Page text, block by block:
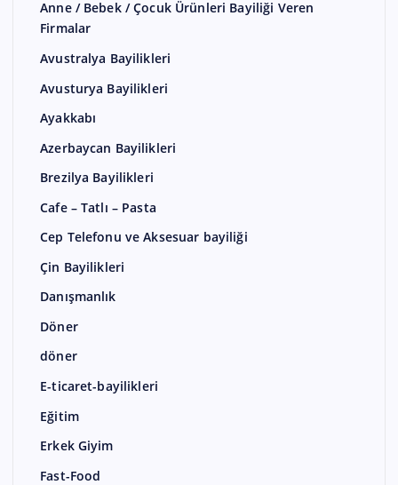
Anne / Bebek / Çocuk Ürünleri Bayiliği Veren
Firmalar
Avustralya Bayilikleri
Avusturya Bayilikleri
Ayakkabı
Azerbaycan Bayilikleri
Brezilya Bayilikleri
Cafe – Tatlı – Pasta
Cep Telefonu ve Aksesuar bayiliği
Çin Bayilikleri
Danışmanlık
Döner
döner
E-ticaret-bayilikleri
Eğitim
Erkek Giyim
Fast-Food